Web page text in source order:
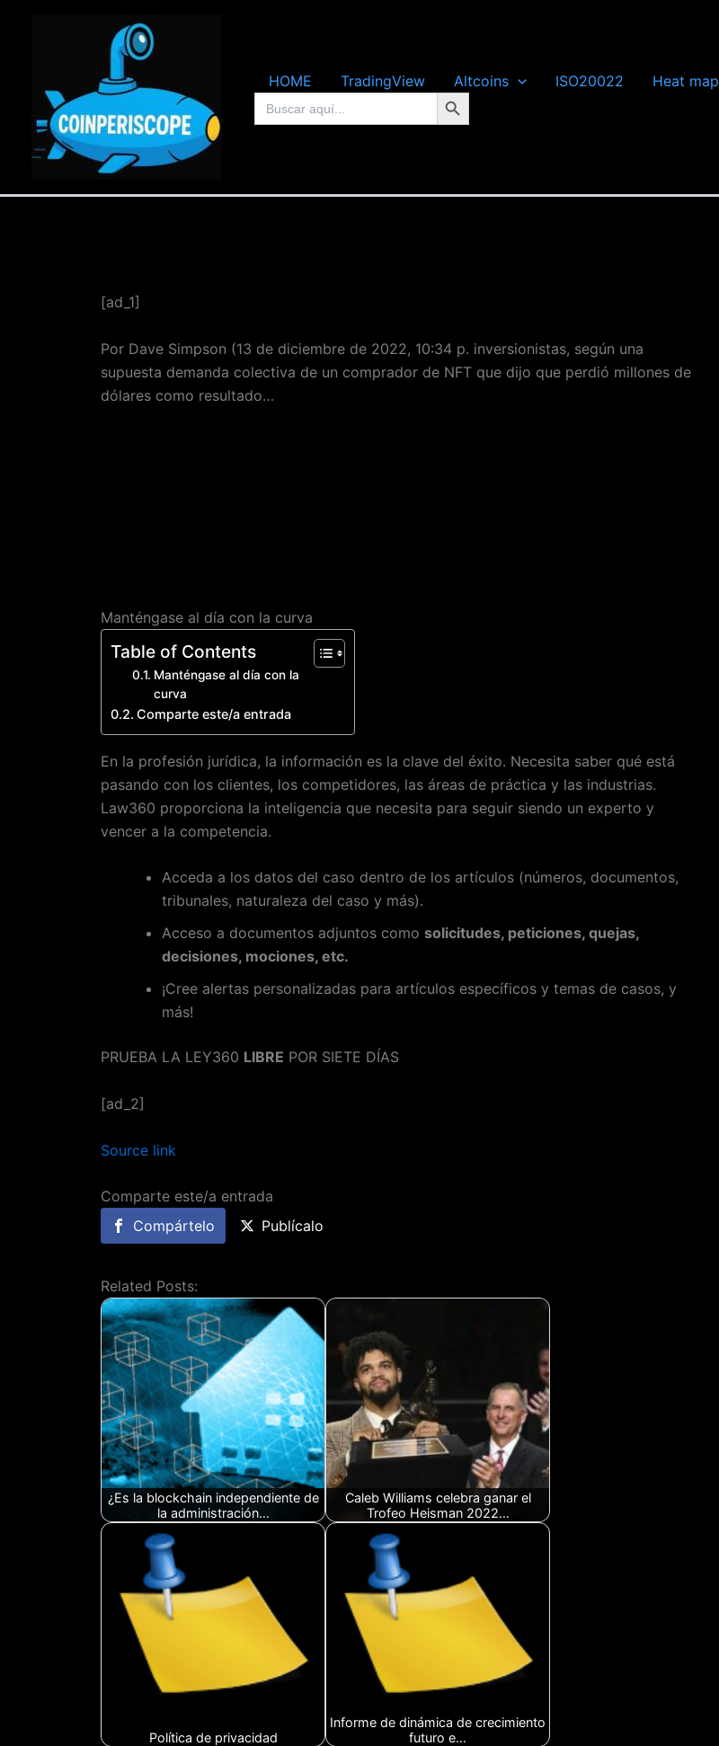
HOME
TradingView Altcoins ISO20022 Heat map
Buscar: Botón de búsqueda
[ad_1]
Por Dave Simpson (13 de diciembre de 2022, 10:34 p. inversionistas, según una
supuesta demanda colectiva de un comprador de NFT que dijo que perdió millones de
dólares como resultado…
Manténgase al día con la curva
Table of Contents
Manténgase al día con la
curva
Comparte este/a entrada
En la profesión jurídica, la información es la clave del éxito. Necesita saber qué está
pasando con los clientes, los competidores, las áreas de práctica y las industrias.
Law360 proporciona la inteligencia que necesita para seguir siendo un experto y
vencer a la competencia.
Acceda a los datos del caso dentro de los artículos (números, documentos,
tribunales, naturaleza del caso y más).
Acceso a documentos adjuntos como solicitudes, peticiones, quejas,
decisiones, mociones, etc.
¡Cree alertas personalizadas para artículos específicos y temas de casos, y
más!
PRUEBA LA LEY360 LIBRE POR SIETE DÍAS
[ad_2]
Source link
Comparte este/a entrada
Compártelo
Publícalo
Related Posts:
¿Es la blockchain independiente de
la administración…
Caleb Williams celebra ganar el
Trofeo Heisman 2022…
Política de privacidad
Informe de dinámica de crecimiento
futuro e…